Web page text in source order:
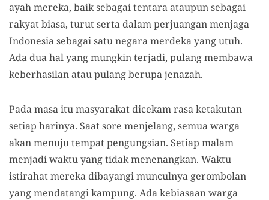
ayah mereka, baik sebagai tentara ataupun sebagai
rakyat biasa, turut serta dalam perjuangan menjaga
Indonesia sebagai satu negara merdeka yang utuh.
Ada dua hal yang mungkin terjadi, pulang membawa
keberhasilan atau pulang berupa jenazah.
Pada masa itu masyarakat dicekam rasa ketakutan
setiap harinya. Saat sore menjelang, semua warga
akan menuju tempat pengungsian. Setiap malam
menjadi waktu yang tidak menenangkan. Waktu
istirahat mereka dibayangi munculnya gerombolan
yang mendatangi kampung. Ada kebiasaan warga